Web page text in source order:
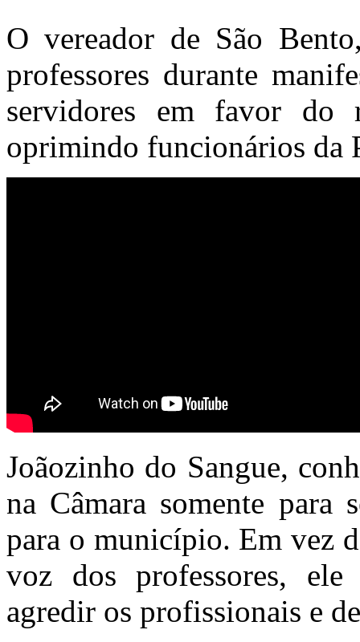
O vereador de São
professores durante
servidores em favor do
oprimindo funcionários da
Joãozinho do Sangue,
na Câmara somente para
para o município. Em vez
voz dos professores, ele
agredir os profissionais e